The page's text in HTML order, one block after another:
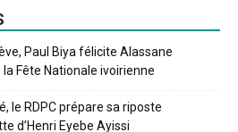
Paul Biya félicite Alassane
Fête Nationale ivoirienne
le RDPC prépare sa riposte
d’Henri Eyebe Ayissi